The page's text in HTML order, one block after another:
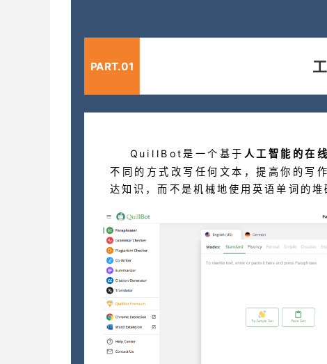
PART.01
QuillBot是一个基于 人工智能的在
不同的方式改写任何文本，提高你的写
达知识，而不是机械地使用英语单词的